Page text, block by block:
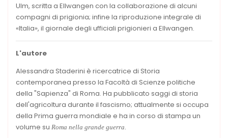
Ulm, scritta a Ellwangen con la collaborazione di alcuni
compagni di prigionia; infine la riproduzione integrale di
«Italia», il giornale degli ufficiali prigionieri a Ellwangen.
L'autore
Alessandra Staderini è ricercatrice di Storia
contemporanea presso la Facoltà di Scienze politiche
della "Sapienza" di Roma. Ha pubblicato saggi di storia
dell'agricoltura durante il fascismo; attualmente si occupa
della Prima guerra mondiale e ha in corso di stampa un
volume su Roma nella grande guerra.